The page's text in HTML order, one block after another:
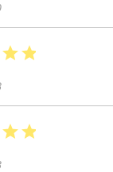
starstar
starstar